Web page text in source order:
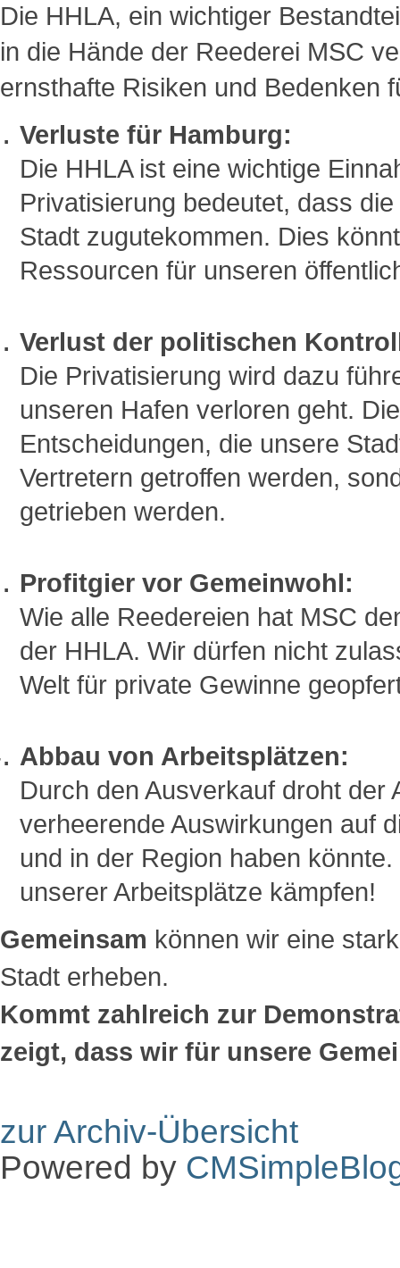
Die HHLA, ein wichtiger
in die Hände der Reederei MSC
ernsthafte Risiken und Bedenken
Verluste für Hamburg:
Die HHLA ist eine wichtige
Privatisierung bedeutet, dass
Stadt zugutekommen. Dies
Ressourcen für unseren
Verlust der politischen
Die Privatisierung wird dazu
unseren Hafen verloren geht.
Entscheidungen, die unsere
Vertretern getroffen werden,
getrieben werden.
Profitgier vor Gemeinwohl:
Wie alle Reedereien hat MSC
der HHLA. Wir dürfen nicht
Welt für private Gewinne
Abbau von Arbeitsplätzen:
Durch den Ausverkauf droht der
verheerende Auswirkungen auf
und in der Region haben
unserer Arbeitsplätze kämpfen!
Gemeinsam können wir eine
Stadt erheben.
Kommt zahlreich zur
zeigt, dass wir für unsere
zur Archiv-Übersicht
Powered by